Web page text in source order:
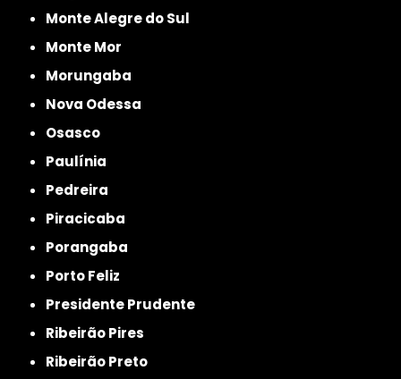
Monte Alegre do Sul
Monte Mor
Morungaba
Nova Odessa
Osasco
Paulínia
Pedreira
Piracicaba
Porangaba
Porto Feliz
Presidente Prudente
Ribeirão Pires
Ribeirão Preto